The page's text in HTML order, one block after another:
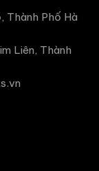
Thành Phố Hà
Liên, Thành